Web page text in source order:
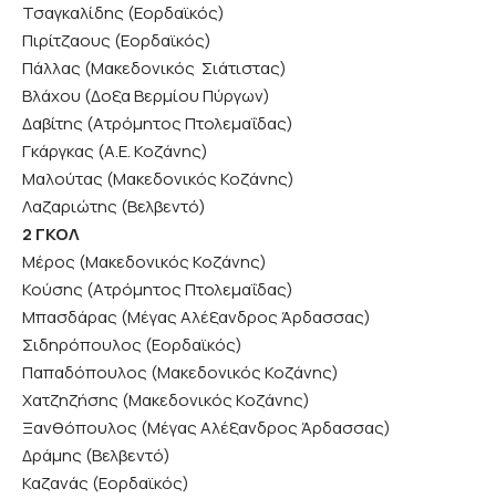
Τσαγκαλίδης (Εορδαϊκός)
Πιρίτζαους (Εορδαϊκός)
Πάλλας (Μακεδονικός Σιάτιστας)
Βλάχου (Δοξα Βερμίου Πύργων)
Δαβίτης (Ατρόμητος Πτολεμαΐδας)
Γκάργκας (Α.Ε. Κοζάνης)
Μαλούτας (Μακεδονικός Κοζάνης)
Λαζαριώτης (Βελβεντό)
2 ΓΚΟΛ
Μέρος (Μακεδονικός Κοζάνης)
Κούσης (Ατρόμητος Πτολεμαΐδας)
Μπασδάρας (Μέγας Αλέξανδρος Άρδασσας)
Σιδηρόπουλος (Εορδαϊκός)
Παπαδόπουλος (Μακεδονικός Κοζάνης)
Χατζηζήσης (Μακεδονικός Κοζάνης)
Ξανθόπουλος (Μέγας Αλέξανδρος Άρδασσας)
Δράμης (Βελβεντό)
Καζανάς (Εορδαϊκός)